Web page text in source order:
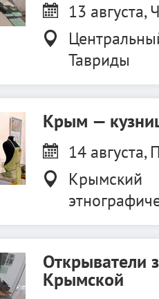
13 августа,
Тавриды
Крым —
14 августа,
Крымский
Открыватели
Крымской